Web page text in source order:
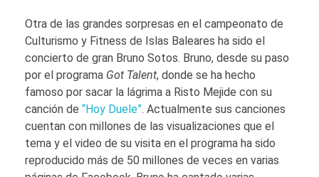
p
e
o
a
t
o
d
p
e
o
a
t
o
n
o
S
t
o
s
Otra de las grandes sorpresas en el campeonato de
Culturismo y Fitness de Islas Baleares ha sido el
concierto de gran Bruno Sotos. Bruno, desde su paso
por el programa Got Talent, donde se ha hecho
famoso por sacar la lágrima a Risto Mejide con su
canción de “Hoy Duele”. Actualmente sus canciones
cuentan con millones de las visualizaciones que el
tema y el video de su visita en el programa ha sido
reproducido más de 50 millones de veces en varias